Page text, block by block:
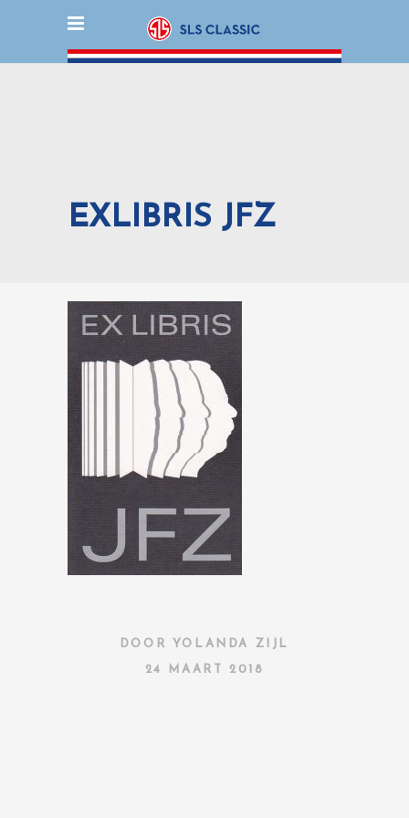
EXLIBRIS JFZ
DOOR YOLANDA ZIJL
24 MAART 2018